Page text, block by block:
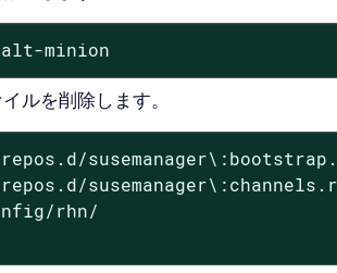
minion
ルを削除します。
rhn/